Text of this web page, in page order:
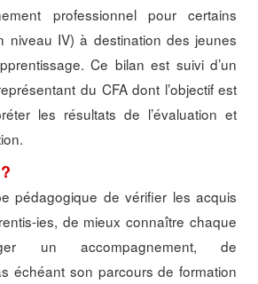
professionnel pour certains
niveau IV) à destination des jeunes
Ce bilan est suivi d’un
du CFA dont l’objectif est
les résultats de l’évaluation et
pédagogique de vérifier les acquis
ies, de mieux connaître chaque
un accompagnement, de
échéant son parcours de formation